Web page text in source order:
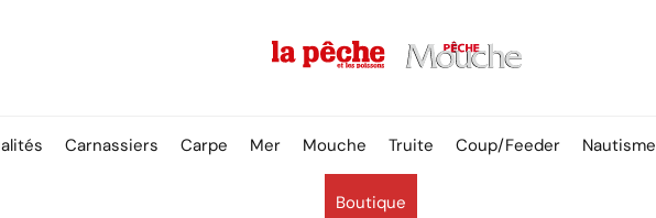
Carnassiers Carpe Mer Mouche Truite Coup/Feeder Nautisme
Boutique